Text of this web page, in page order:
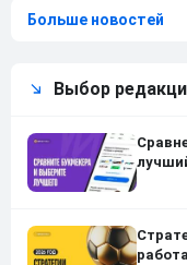
Больше новостей
Выбор